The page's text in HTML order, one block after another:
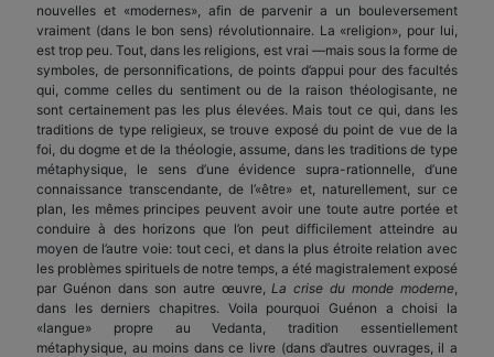
nouvelles et «modernes», afin de parvenir a un bouleversement
vraiment (dans le bon sens) révolutionnaire. La «religion», pour lui,
est trop peu. Tout, dans les religions, est vrai —mais sous la forme de
symboles, de personnifications, de points d’appui pour des facultés
qui, comme celles du sentiment ou de la raison théologisante, ne
sont certainement pas les plus élevées. Mais tout ce qui, dans les
traditions de type religieux, se trouve exposé du point de vue de la
foi, du dogme et de la théologie, assume, dans les traditions de type
métaphysique, le sens d’une évidence supra-rationnelle, d’une
connaissance transcendante, de l’«être» et, naturellement, sur ce
plan, les mêmes principes peuvent avoir une toute autre portée et
conduire à des horizons que l’on peut difficilement atteindre au
moyen de l’autre voie: tout ceci, et dans la plus étroite relation avec
les problèmes spirituels de notre temps, a été magistralement exposé
par Guénon dans son autre œuvre,La crise du monde moderne
dans les derniers chapitres. Voila pourquoi Guénon a choisi la
«langue» propre au Vedanta, tradition essentiellement
métaphysique, au moins dans ce livre (dans d’autres ouvrages, il a